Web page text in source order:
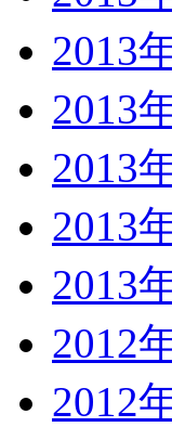
2013
2013
2013
2013
2013
2012
2012